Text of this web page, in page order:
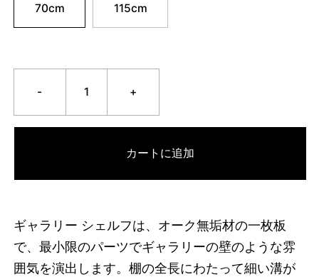
70cm 115cm
- +
カートに追加
ギャラリー シェルフは、オーク無垢材の一枚板
で、最小限のパーツでギャラリーの壁のような雰
囲気を演出します。棚の全長にわたって細い溝が